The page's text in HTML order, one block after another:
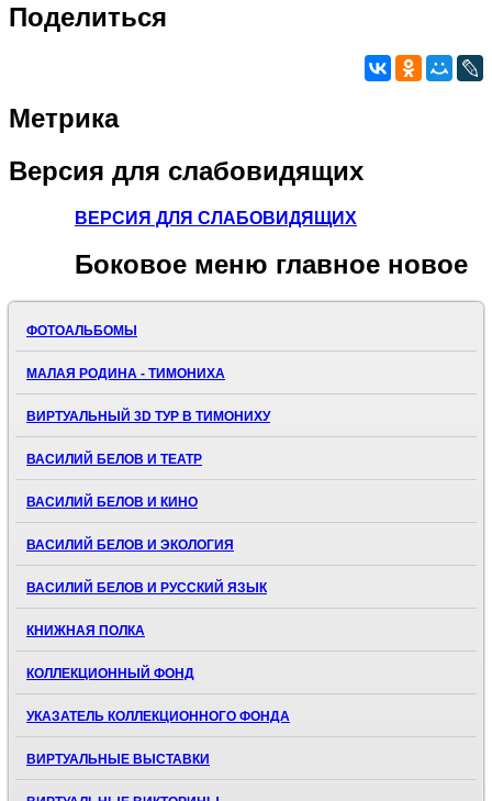
Поделиться
Метрика
Версия для слабовидящих
ВЕРСИЯ ДЛЯ СЛАБОВИДЯЩИХ
Боковое меню главное новое
ФОТОАЛЬБОМЫ
МАЛАЯ РОДИНА - ТИМОНИХА
ВИРТУАЛЬНЫЙ 3D ТУР В ТИМОНИХУ
ВАСИЛИЙ БЕЛОВ И ТЕАТР
ВАСИЛИЙ БЕЛОВ И КИНО
ВАСИЛИЙ БЕЛОВ И ЭКОЛОГИЯ
ВАСИЛИЙ БЕЛОВ И РУССКИЙ ЯЗЫК
КНИЖНАЯ ПОЛКА
КОЛЛЕКЦИОННЫЙ ФОНД
УКАЗАТЕЛЬ КОЛЛЕКЦИОННОГО ФОНДА
ВИРТУАЛЬНЫЕ ВЫСТАВКИ